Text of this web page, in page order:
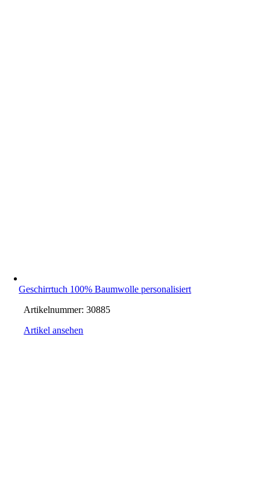
Geschirrtuch 100% Baumwolle personalisiert
Artikelnummer:30885
Artikel ansehen